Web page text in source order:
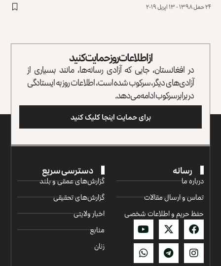
۲۴ حمل ۱۳۹۸ - ۱۳ اپریل ۲۰۱۹
از اطلاعات روز حمایت کنید
در افغانستان، جایی که آزادی رسانه‌ها، مانند بسیاری از
آزادی‌های دیگر، سرکوب شده است، اطلاعات روز به ایستادگی
در برابر سرکوب ادامه می‌دهد.
برای حمایت اینجا کلیک کنید
رسانه
درباره ما
تماس و ارسال مقالات
حفظ حریم و اطلاعات شخصی
دسترسی سریع
گزارش‌‌های عمقی و بلند
گزارش‌های تحقیقی
اخبار ولایتی
منابع
زنان